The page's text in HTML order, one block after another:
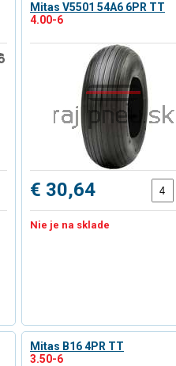
Mitas V5501 54A6 6PR TT
4.00-6
€ 30,64
Nie je na sklade
Mitas B16 4PR TT
3.50-6